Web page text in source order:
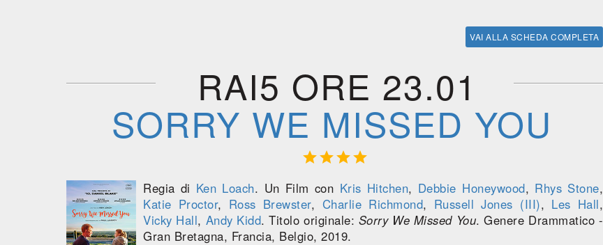
VAI ALLA SCHEDA COMPLETA
RAI5 ORE 23.01
SORRY WE MISSED YOU

Regia di Ken Loach. Un Film con Kris Hitchen, Debbie Honeywood, Rhys Stone,
Katie Proctor, Ross Brewster, Charlie Richmond, Russell Jones (III), Les Hall,
Vicky Hall, Andy Kidd. Titolo originale: Sorry We Missed You. Genere Drammatico -
Gran Bretagna, Francia, Belgio, 2019.